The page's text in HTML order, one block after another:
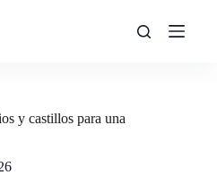
y castillos para una